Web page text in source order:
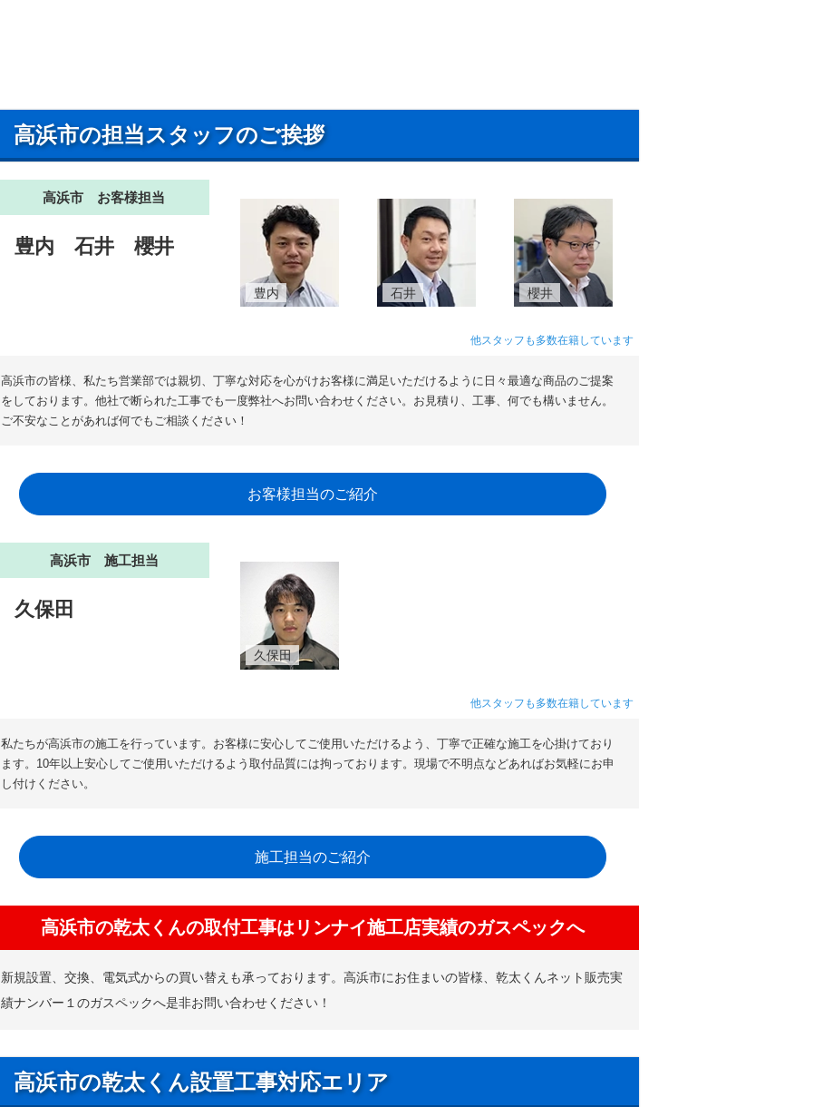
高浜市の担当スタッフのご挨拶
高浜市 お客様担当
豊内 石井 櫻井
豊内 石井 櫻井
他スタッフも多数在籍しています
高浜市の皆様、私たち営業部では親切、丁寧な対応を心がけお客様に満足いただけるように日々最適な商品のご提案
をしております。他社で断られた工事でも一度弊社へお問い合わせください。お見積り、工事、何でも構いません。
ご不安なことがあれば何でもご相談ください！
お客様担当のご紹介
高浜市 施工担当
久保田
久保田
他スタッフも多数在籍しています
私たちが高浜市の施工を行っています。お客様に安心してご使用いただけるよう、丁寧で正確な施工を心掛けており
ます。10年以上安心してご使用いただけるよう取付品質には拘っております。現場で不明点などあればお気軽にお申
し付けください。
施工担当のご紹介
高浜市の乾太くんの取付工事はリンナイ施工店実績のガスペックへ
新規設置、交換、電気式からの買い替えも承っております。高浜市にお住まいの皆様、乾太くんネット販売実
績ナンバー１のガスペックへ是非お問い合わせください！
高浜市の乾太くん設置工事対応エリア